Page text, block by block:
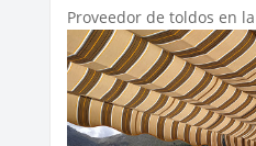
Proveedor de toldos en